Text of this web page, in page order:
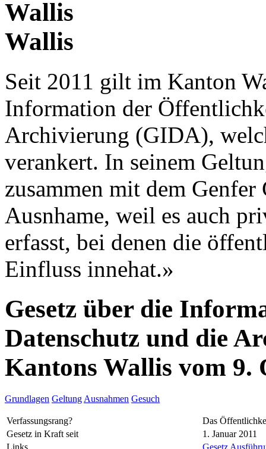
Wallis
Seit 2011 gilt im Kanton
Information der
Archivierung (GIDA),
verankert. In seinem
zusammen mit dem Genfer
Ausnhame, weil es auch
erfasst, bei denen die
Einfluss innehat.»
Gesetz über die
Datenschutz und die
Kantons Wallis vom 9.
Grundlagen Geltung Ausnahmen Gesuch
Verfassungsrang?
Das
Gesetz in Kraft seit
1. Januar 2011
Links
Gesetz